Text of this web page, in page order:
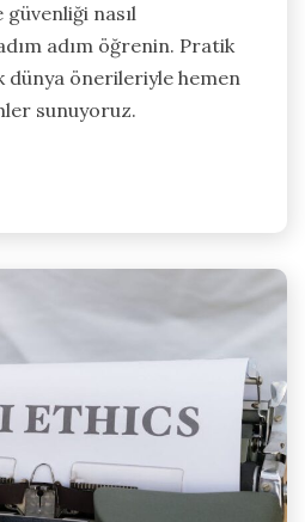
nasıl
adım öğrenin. Pratik
dünya önerileriyle hemen
sunuyoruz.